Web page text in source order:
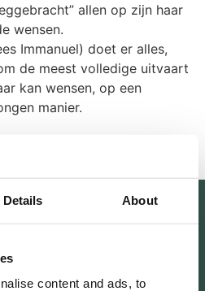
Details About
content and ads, to
allen op zijn haar
wensen.
Immanuel) doet er alles,
de meest volledige uitvaart
kan wensen, op een
manier.